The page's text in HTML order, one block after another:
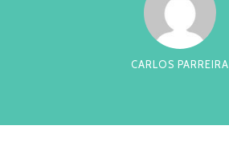
CARLOS PARREIRA